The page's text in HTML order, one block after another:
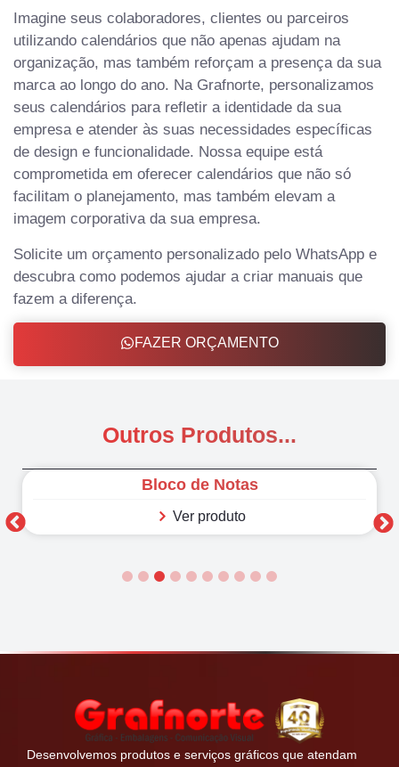
Imagine seus colaboradores, clientes ou parceiros
utilizando calendários que não apenas ajudam na
organização, mas também reforçam a presença da sua
marca ao longo do ano. Na Grafnorte, personalizamos
seus calendários para refletir a identidade da sua
empresa e atender às suas necessidades específicas
de design e funcionalidade. Nossa equipe está
comprometida em oferecer calendários que não só
facilitam o planejamento, mas também elevam a
imagem corporativa da sua empresa.
Solicite um orçamento personalizado pelo WhatsApp e
descubra como podemos ajudar a criar manuais que
fazem a diferença.
FAZER ORÇAMENTO
Outros Produtos...
Bloco de Notas
Ver produto
4 5 6 7 8 9 10
Desenvolvemos produtos e serviços gráficos que atendam